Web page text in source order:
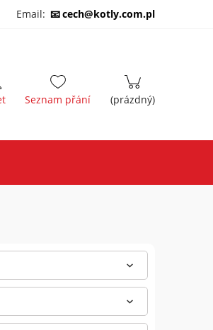
Email: cech@kotly.com.pl